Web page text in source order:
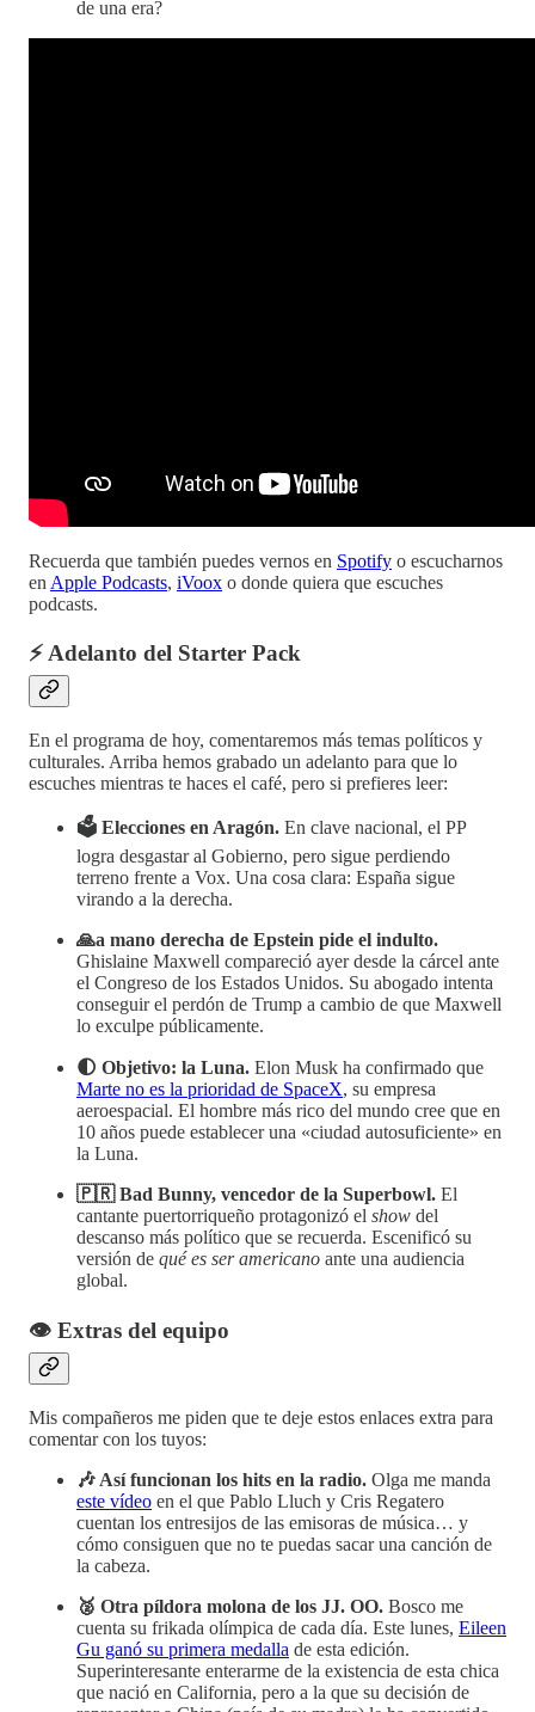
de una era?
Recuerda que también puedes vernos en Spotify o escucharnos
en Apple Podcasts, iVoox o donde quiera que escuches
podcasts.
⚡ Adelanto del Starter Pack
En el programa de hoy, comentaremos más temas políticos y
culturales. Arriba hemos grabado un adelanto para que lo
escuches mientras te haces el café, pero si prefieres leer:
🗳️ Elecciones en Aragón. En clave nacional, el PP
logra desgastar al Gobierno, pero sigue perdiendo
terreno frente a Vox. Una cosa clara: España sigue
virando a la derecha.
🙏a mano derecha de Epstein pide el indulto.
Ghislaine Maxwell compareció ayer desde la cárcel ante
el Congreso de los Estados Unidos. Su abogado intenta
conseguir el perdón de Trump a cambio de que Maxwell
lo exculpe públicamente.
🌓 Objetivo: la Luna. Elon Musk ha confirmado que
Marte no es la prioridad de SpaceX, su empresa
aeroespacial. El hombre más rico del mundo cree que en
10 años puede establecer una «ciudad autosuficiente» en
la Luna.
🇵🇷 Bad Bunny, vencedor de la Superbowl. El
cantante puertorriqueño protagonizó el show del
descanso más político que se recuerda. Escenificó su
versión de qué es ser americano ante una audiencia
global.
👁️ Extras del equipo
Mis compañeros me piden que te deje estos enlaces extra para
comentar con los tuyos:
🎶 Así funcionan los hits en la radio. Olga me manda
este vídeo en el que Pablo Lluch y Cris Regatero
cuentan los entresijos de las emisoras de música… y
cómo consiguen que no te puedas sacar una canción de
la cabeza.
🥈 Otra píldora molona de los JJ. OO. Bosco me
cuenta su frikada olímpica de cada día. Este lunes, Eileen
Gu ganó su primera medalla de esta edición.
Superinteresante enterarme de la existencia de esta chica
que nació en California, pero a la que su decisión de